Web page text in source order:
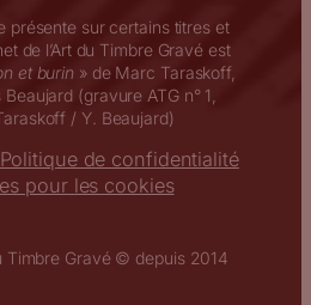
présente sur certains titres et
de l’Art du Timbre Gravé est
et burin » de Marc Taraskoff,
(gravure ATG n° 1,
/ Y. Beaujard)
Politique de confidentialité
pour les cookies
Timbre Gravé © depuis 2014